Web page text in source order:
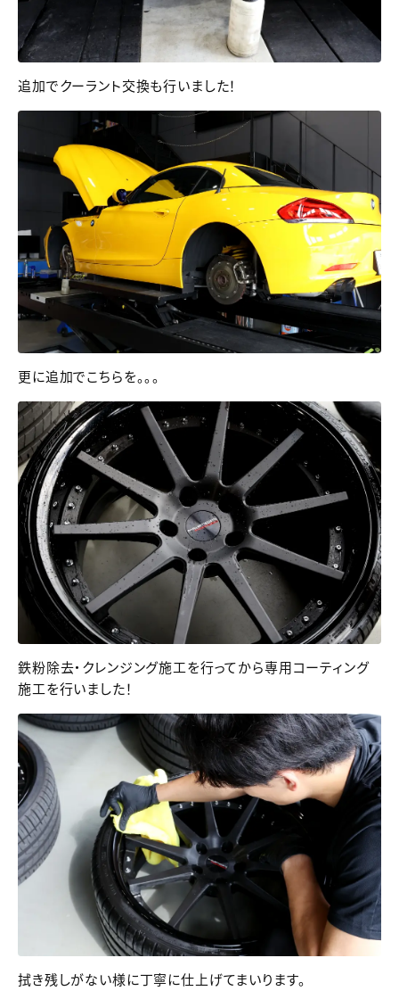
追加でクーラント交換も行いました！
更に追加でこちらを。。。
鉄粉除去・クレンジング施工を行ってから専用コーティング
施工を行いました！
拭き残しがない様に丁寧に仕上げてまいります。